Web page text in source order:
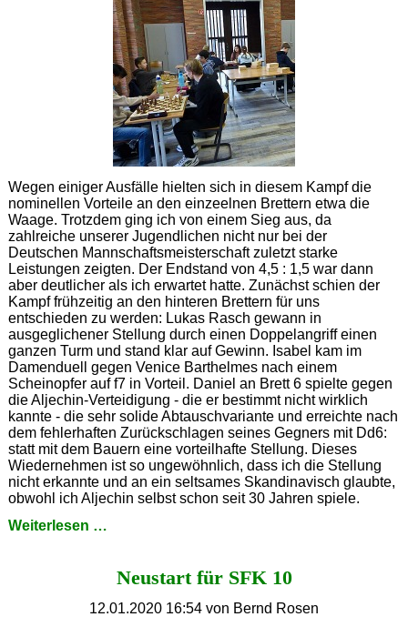
Wegen einiger Ausfälle hielten sich in diesem Kampf die
nominellen Vorteile an den einzeelnen Brettern etwa die
Waage. Trotzdem ging ich von einem Sieg aus, da
zahlreiche unserer Jugendlichen nicht nur bei der
Deutschen Mannschaftsmeisterschaft zuletzt starke
Leistungen zeigten. Der Endstand von 4,5 : 1,5 war dann
aber deutlicher als ich erwartet hatte. Zunächst schien der
Kampf frühzeitig an den hinteren Brettern für uns
entschieden zu werden: Lukas Rasch gewann in
ausgeglichener Stellung durch einen Doppelangriff einen
ganzen Turm und stand klar auf Gewinn. Isabel kam im
Damenduell gegen Venice Barthelmes nach einem
Scheinopfer auf f7 in Vorteil. Daniel an Brett 6 spielte gegen
die Aljechin-Verteidigung - die er bestimmt nicht wirklich
kannte - die sehr solide Abtauschvariante und erreichte nach
dem fehlerhaften Zurückschlagen seines Gegners mit Dd6:
statt mit dem Bauern eine vorteilhafte Stellung. Dieses
Wiedernehmen ist so ungewöhnlich, dass ich die Stellung
nicht erkannte und an ein seltsames Skandinavisch glaubte,
obwohl ich Aljechin selbst schon seit 30 Jahren spiele.
Weiterlesen …Ein
Richtung
Neustart für SFK 10
12.01.2020 16:54 von Bernd Rosen